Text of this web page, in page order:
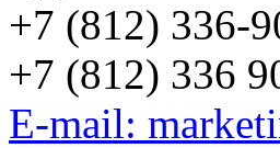
+7 (812) 336-
+7 (812) 336
E-mail: